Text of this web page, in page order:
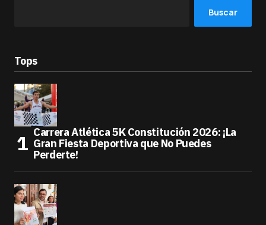
Buscar
Tops
Carrera Atlética 5K Constitución 2026: ¡La
Gran Fiesta Deportiva que No Puedes
Perderte!